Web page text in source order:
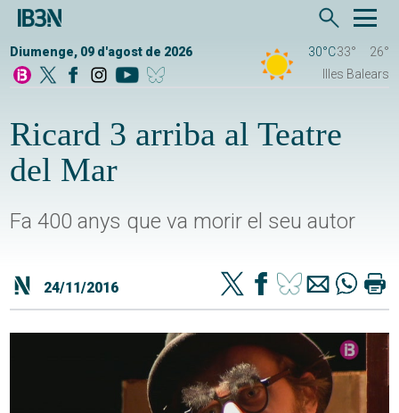
Diumenge, 09 d'agost de 2026 30°C33°
26°
Illes Balears
Ricard 3 arriba al Teatre
del Mar
Fa 400 anys que va morir el seu autor
24/11/2016